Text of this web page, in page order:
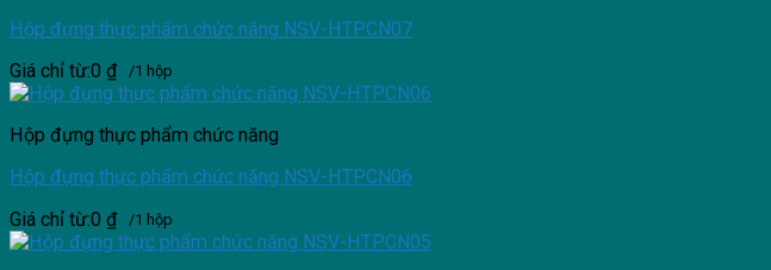
Hộp đựng thực phẩm chức năng NSV-HTPCN07
Giá chỉ từ:0 ₫ /1 hộp
Hộp đựng thực phẩm chức năng
Hộp đựng thực phẩm chức năng NSV-HTPCN06
Giá chỉ từ:0 ₫ /1 hộp